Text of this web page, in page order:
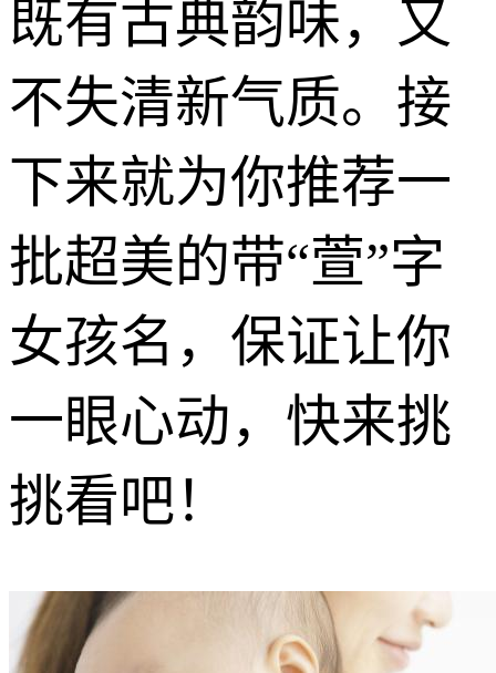
既有古典韵味，又
不失清新气质。接
下来就为你推荐一
批超美的带“萱”字
女孩名，保证让你
一眼心动，快来挑
挑看吧！